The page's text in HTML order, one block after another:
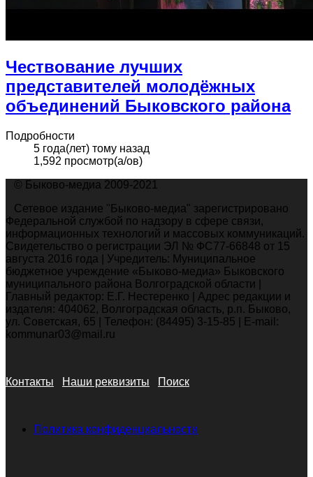
Чествование лучших
представителей молодёжных
объединений Быковского района
Подробности
5 года(лет) тому назад
1,592 просмотр(а/ов)
© Быково-медиа 2009-2021
Сетевое издание "Быково-медиа" зарегистрировано
Федеральной службой по надзору в сфере связи,
информационных технологий и массовых коммуникаций.
Свидетельство о регистрации ЭЛ № ФС77-66848 от 15
августа 2016 года | Учредитель: Муниципальное
бюджетное учреждение «Быково-медиа» Быковского
муниципального района Волгоградской области |
Главный редактор: Е.Г. Нестеренко | Адрес редакции и
издателя: 404062, Волгоградская область, р.п. Быково,
ул. Советская, 65 | Телефон: (84495) 3-15-85 | E-mail:
kommunar03@mail.ru
Контакты Наши реквизиты Поиск
Политика конфиденциальности